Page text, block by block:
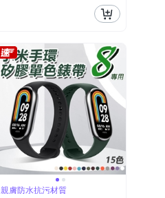
親膚防水抗污材質